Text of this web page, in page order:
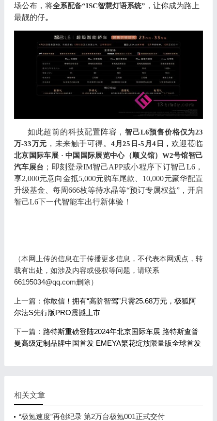
场公布， 将全系配备“ISC智慧灯语系统” ， 让你成为路上
最靓的仔。
如此超前的科技配置阵容 ，智己L6预售价格仅为23
万-33万元 ， 未来触手可得。4 月25 日-5 月4 日 ， 欢迎莅临
北京国际车展 · 中国国际展览中心（顺义馆） W2号馆智己
汽车展台 ； 即刻登录IM智己APP或小程序下订智己L6，
享2,000元意向金抵5,000元购车尾款 10,000元豪华配置
升级基金
每周666枚等待水晶等“预订专属权益”，开启
智己L6下一代智能车出行新体验 ！
（本网上传的信息在于传播更多信息，不代表本网观点，转
载有出处，如涉及内容或侵权等问题，请联系
66195034@qq.com删除）
上一篇： 你敢信！拥有“高阶智驾”只需25.68万元，极狐阿
尔法S先行版PRO震撼上市
下一篇： 路特斯重磅登陆2024年北京国际车展 路特斯查普
曼高级定制品牌中国首发 EMEYA繁花绽放限量版全球首发
相关文章
“极氪速度”再创纪录 第2万台极氪001正式交付